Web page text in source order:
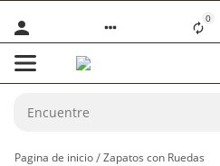
0
Pagina de inicio Zapatos con Ruedas